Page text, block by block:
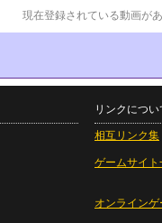
現在登録されている動画が
リンクについ
相互リンク集
ゲームサイト
オンラインゲ